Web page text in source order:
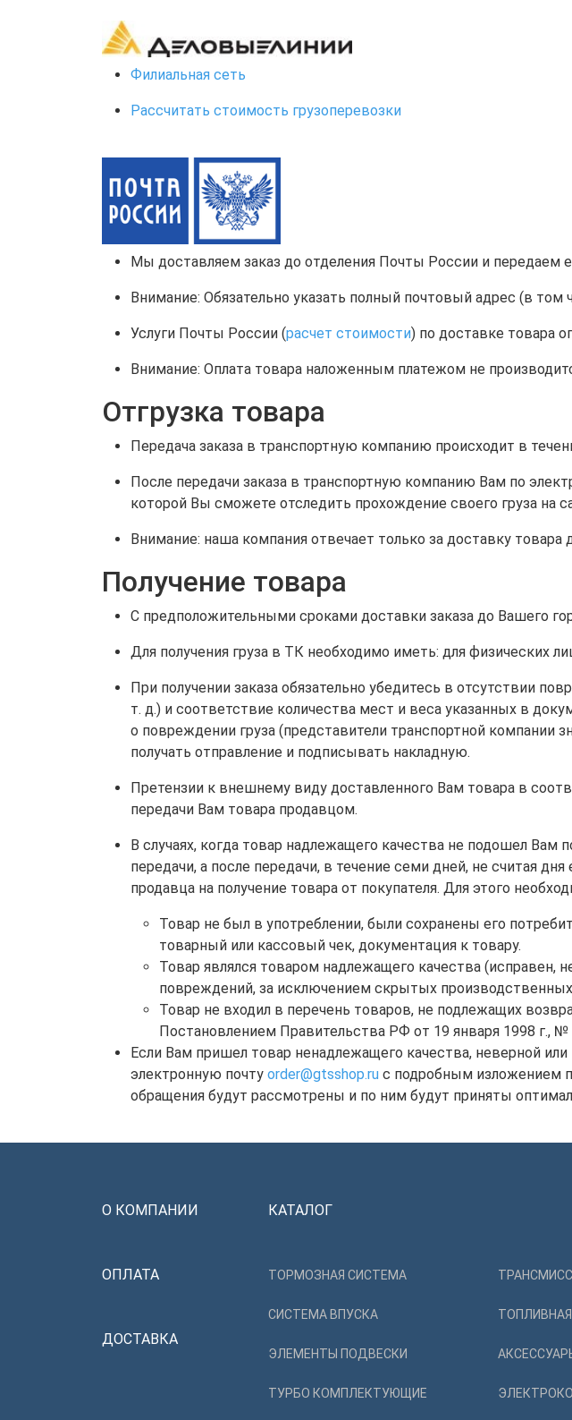
Филиальная сеть
Рассчитать стоимость грузоперевозки
Мы доставляем заказ до отделения Почты России и передаем
Внимание: Обязательно указать полный почтовый адрес (в том
Услуги Почты России (расчет стоимости) по доставке товара
Внимание: Оплата товара наложенным платежом не
Отгрузка товара
Передача заказа в транспортную компанию происходит в
После передачи заказа в транспортную компанию Вам по
которой Вы сможете отследить прохождение своего груза на
Внимание: наша компания отвечает только за доставку товара
Получение товара
С предположительными сроками доставки заказа до Вашего
Для получения груза в ТК необходимо иметь: для физических
При получении заказа обязательно убедитесь в отсутствии
т. д.) и соответствие количества мест и веса указанных в
о повреждении груза (представители транспортной
получать отправление и подписывать накладную.
Претензии к внешнему виду доставленного Вам товара в
передачи Вам товара продавцом.
В случаях, когда товар надлежащего качества не подошел
передачи, а после передачи, в течение семи дней, не считая
продавца на получение товара от покупателя. Для этого
Товар не был в употреблении, были сохранены его
товарный или кассовый чек, документация к товару.
Товар являлся товаром надлежащего качества (исправен,
повреждений, за исключением скрытых
Товар не входил в перечень товаров, не подлежащих
Постановлением Правительства РФ от 19 января 1998 г., №
Если Вам пришел товар ненадлежащего качества, неверной
электронную почту order@gtsshop.ru с подробным изложением
обращения будут рассмотрены и по ним будут приняты
О КОМПАНИИ
ОПЛАТА
ДОСТАВКА
КАТАЛОГ
ТОРМОЗНАЯ СИСТЕМА
СИСТЕМА ВПУСКА
ЭЛЕМЕНТЫ ПОДВЕСКИ
ТУРБО КОМПЛЕКТУЮЩИЕ